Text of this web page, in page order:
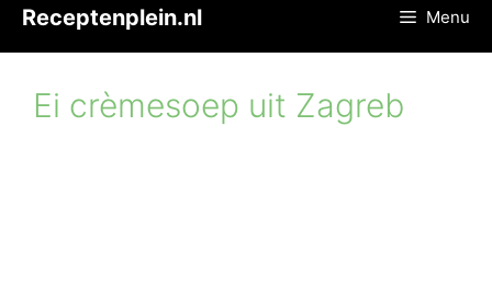
inhoud
Receptenplein.nl Menu
Ei crèmesoep uit Zagreb